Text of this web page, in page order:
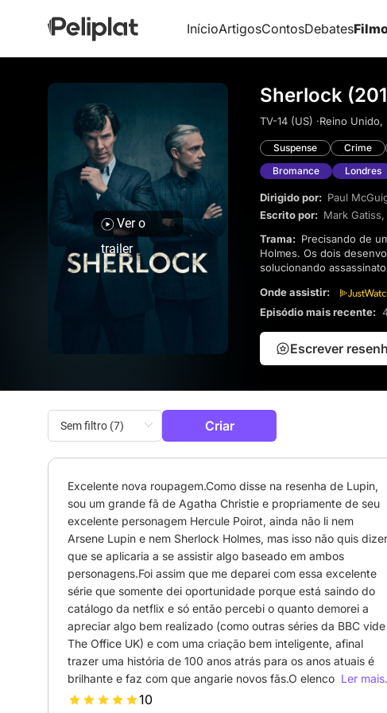
InícioArtigosContosDebates
Ver o
trailer
Sherlock
TV-14 (US) ·Reino Unido,
Suspense Crime
Bromance
Londres
Dirigido por: Paul
Escrito por: Mark Gatiss,
Trama:
Holmes. Os dois
solucionando
um toque moderno às
Onde assistir:
Episódio mais recente:
Escrever
Criar
Excelente nova roupagem.Como disse na resenha de Lupin,
sou um grande fã de Agatha Christie e propriamente de seu
excelente personagem Hercule Poirot, ainda não li nem
Arsene Lupin e nem Sherlock Holmes, mas isso não quis dizer
que se aplicaria a se assistir algo baseado em ambos
personagens.Foi assim que me deparei com essa excelente
série que somente dei oportunidade porque está saindo do
catálogo da netflix e só então percebi o quanto demorei a
apreciar algo bem realizado (como outras séries da BBC vide
The Office UK) e com uma criação bem inteligente, afinal
trazer uma história de 100 anos atrás para os anos atuais é
brilhante e faz com que angarie novos fãs.O elenco é
primordial para que a trama tenha essa mágica e Benedict
Ler
10